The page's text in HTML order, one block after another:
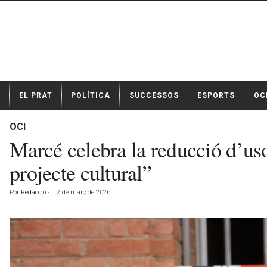
t
EL PRAT POLÍTICA SUCCESSOS ESPORTS OCI
OCI
Marcé celebra la reducció
projecte cultural”
Por Redacció - 12 de març de 2026